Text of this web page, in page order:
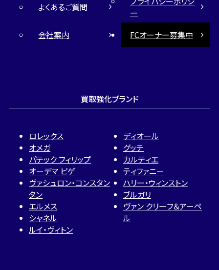
よくあるご質問
ー
会社案内
FCオーナー募集中
買取強化ブランド
ロレックス
オメガ
パテック フィリップ
オーデマ ピゲ
ヴァシュロン・コンスタン
タン
エルメス
シャネル
ルイ・ヴィトン
ディオール
グッチ
カルティエ
ティファニー
ハリー・ウィンストン
ブルガリ
ヴァン クリーフ＆アーペ
ル